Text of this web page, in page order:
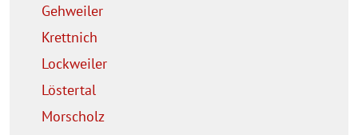
Gehweiler
Krettnich
Lockweiler
Löstertal
Morscholz